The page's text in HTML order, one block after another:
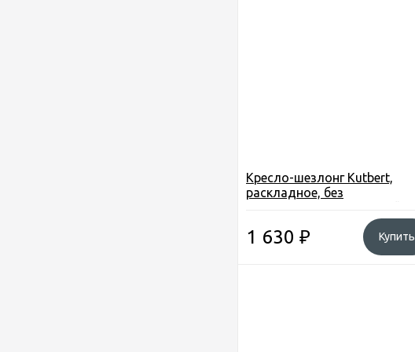
Кресло-шезлонг Kutbert,
раскладное, без
чехол, 85*60*90см., Ytlc017
1 630 ₽ Купить